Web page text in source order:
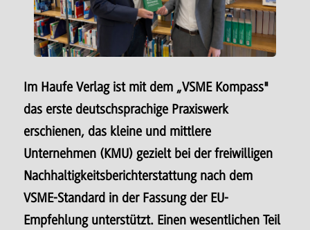
Im Haufe Verlag ist mit dem „VSME Kompass"
das erste deutschsprachige Praxiswerk
erschienen, das kleine und mittlere
Unternehmen (KMU) gezielt bei der freiwilligen
Nachhaltigkeitsberichterstattung nach dem
VSME-Standard in der Fassung der EU-
Empfehlung unterstützt. Einen wesentlichen Teil